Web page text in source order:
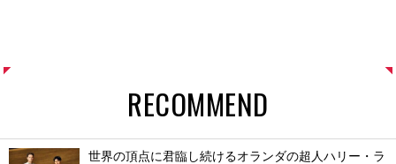
RECOMMEND
世界の頂点に君臨し続けるオランダの超人ハリー・ラ